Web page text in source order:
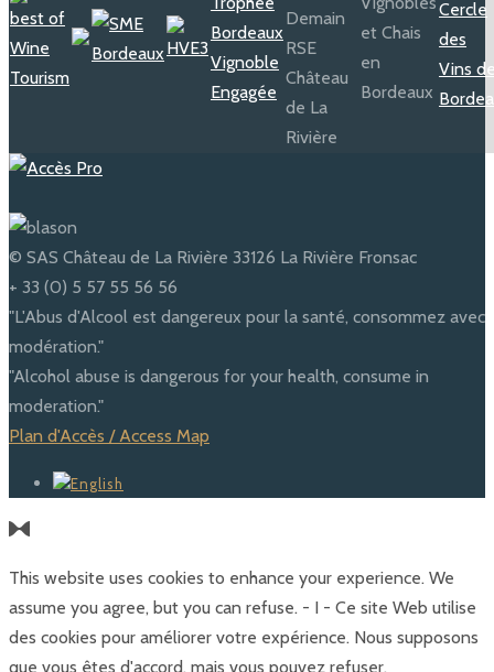
© SAS Château de La Rivière 33126 La Rivière Fronsac
+ 33 (0) 5 57 55 56 56
"L'Abus d'Alcool est dangereux pour la santé, consommez avec
modération."
"Alcohol abuse is dangerous for your health, consume in
moderation."
Plan d'Accès / Access Map
This website uses cookies to enhance your experience. We
assume you agree, but you can refuse. - I - Ce site Web utilise
des cookies pour améliorer votre expérience. Nous supposons
que vous êtes d'accord, mais vous pouvez refuser.